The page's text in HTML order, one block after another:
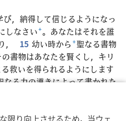
限り向上させるため，当ウェ
，納得して信じるようになっ
しなさい+。あなたはそれを誰
，
15 幼い時から+聖なる書物
書物はあなたを賢くし，キリ
救いを得られるようにします
なる力の導きによって書かれた
正し